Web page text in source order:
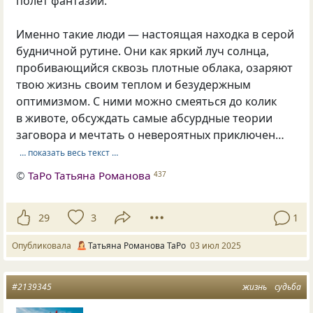
Именно такие люди — настоящая находка в серой
будничной рутине. Они как яркий луч солнца,
пробивающийся сквозь плотные облака, озаряют
твою жизнь своим теплом и безудержным
оптимизмом. С ними можно смеяться до колик
в животе, обсуждать самые абсурдные теории
заговора и мечтать о невероятных приключен…
… показать весь текст …
©ТаРо Татьяна Романова 437
29 3 1
Опубликовала Татьяна Романова ТаРо 03 июл 2025
жизнь судьба
#2139345